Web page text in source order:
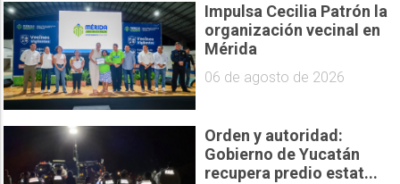
Impulsa Cecilia Patrón la
organización vecinal en
Mérida
06 de agosto de 2026
Orden y autoridad:
Gobierno de Yucatán
recupera predio estat...